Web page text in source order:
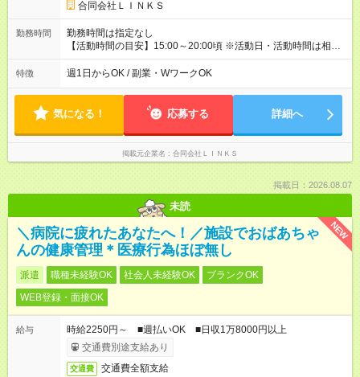
合同会社ＬＩＮＫＳ
勤務時間
勤務時間は指定なし
【活動時間の目安】15:00～20:00頃 ※活動日・活動時間は相談
可能 ※活動エリアにより変動あり ※活動状況に応じて終了時間
が前後する場合があります
特徴 週1日からOK / 副業・WワークOK
気になる！ 応募する 詳細へ
掲載元企業名 合同会社ＬＩＮＫＳ
掲載日：2026.08.07
未読
NEW
＼病院に疲れたあなたへ！／施設でおばあちゃ
んの健康管理＊医療行為ほぼ無し
派遣 職種未経験OK 社会人未経験OK
ブランクOK
WEB登録・面接OK
給与
時給2250円～ ■週払いOK ■日収1万8000円以上
交通費別途支給あり
交通費 交通費全額支給